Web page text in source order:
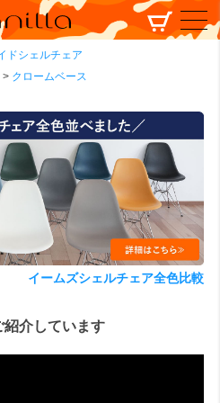
ドシェルチェア
クロームベース
イームズシェルチェア全色比較
紹介しています